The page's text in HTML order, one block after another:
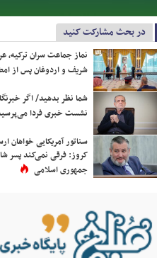
در بحث مشارکت کنید
نماز جماعت سران ترکیه،
شریف و اردوغان پس از
شما نظر بدهید/ اگر
نشست خبری فردا
سناتور آمریکایی خواهان
کروز: فرقی نمی‌کند پسر
جمهوری اسلامی